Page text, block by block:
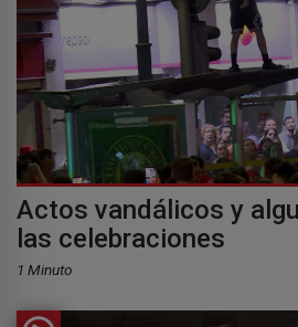
Actos vandálicos y
las celebraciones
1 Minuto